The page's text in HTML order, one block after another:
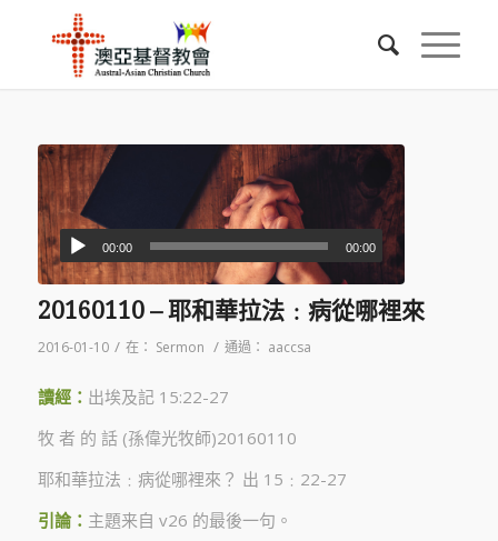
00:00 00:00
20160110 – 耶和華拉法﹕病從哪裡來
2016-01-10 / 在： Sermon / 通過： aaccsa
讀經： 出埃及記 15:22-27
牧 者 的 話 (孫偉光牧師)20160110
耶和華拉法﹕病從哪裡來？ 出 15﹕22-27
引論： 主題来自 v26 的最後一句。